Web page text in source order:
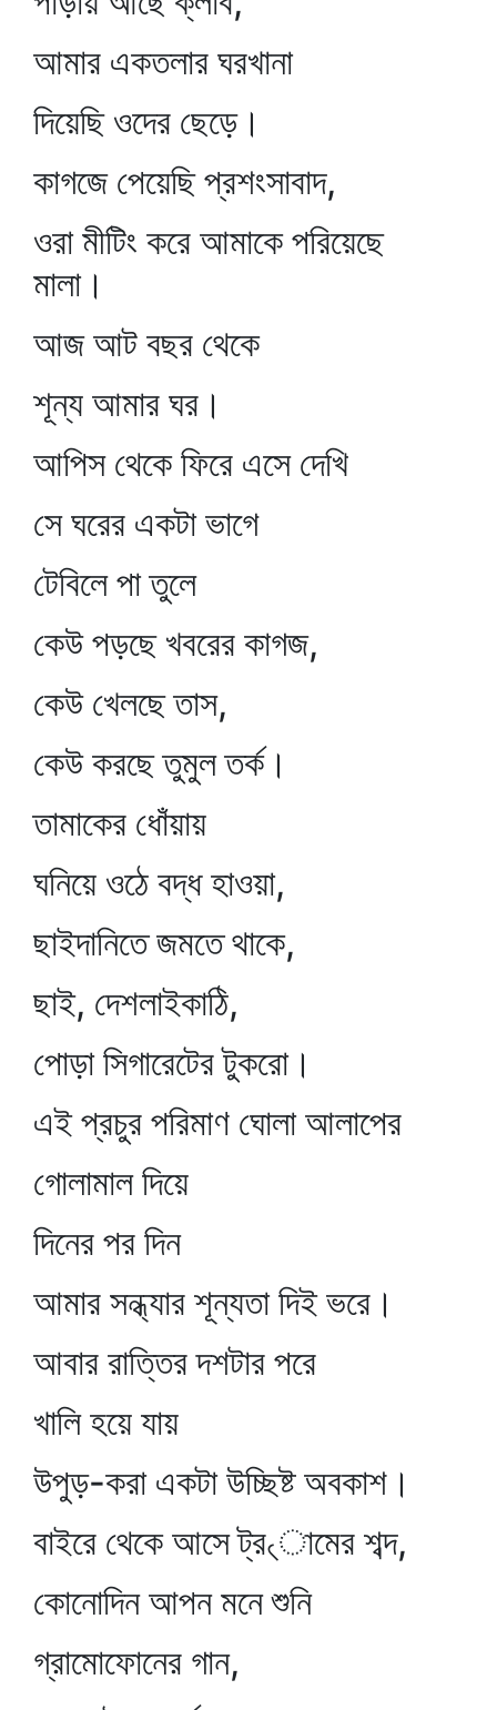
আমার একতলার ঘরখানা
দিয়েছি ওদের ছেড়ে।
কাগজে পেয়েছি প্রশংসাবাদ,
ওরা মীটিং করে আমাকে পরিয়েছে
মালা।
আজ আট বছর থেকে
শূন্য আমার ঘর।
আপিস থেকে ফিরে এসে দেখি
সে ঘরের একটা ভাগে
টেবিলে পা তুলে
কেউ পড়ছে খবরের কাগজ,
কেউ খেলছে তাস,
কেউ করছে তুমুল তর্ক।
তামাকের ধোঁয়ায়
ঘনিয়ে ওঠে বদ্ধ হাওয়া,
ছাইদানিতে জমতে থাকে,
ছাই, দেশলাইকাঠি,
পোড়া সিগারেটের টুকরো।
এই প্রচুর পরিমাণ ঘোলা আলাপের
গোলামাল দিয়ে
দিনের পর দিন
আমার সন্ধ্যার শূন্যতা দিই ভরে।
আবার রাত্তির দশটার পরে
খালি হয়ে যায়
উপুড়-করা একটা উচ্ছিষ্ট অবকাশ।
বাইরে থেকে আসে ট্র৻ামের শব্দ,
কোনোদিন আপন মনে শুনি
গ্রামোফোনের গান,